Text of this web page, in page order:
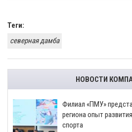
Теги:
северная дамба
НОВОСТИ
​Филиал «ПМУ»
региона опыт
спорта